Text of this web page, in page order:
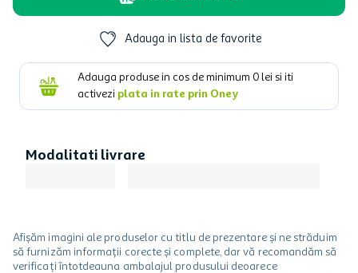
Adauga in lista de favorite
Adauga produse in cos de minimum 0 lei si iti
activezi plata in rate prin Oney
Modalitati livrare
Afișăm imagini ale produselor cu titlu de prezentare și ne străduim
să furnizăm informații corecte și complete, dar vă recomandăm să
verificați întotdeauna ambalajul produsului deoarece